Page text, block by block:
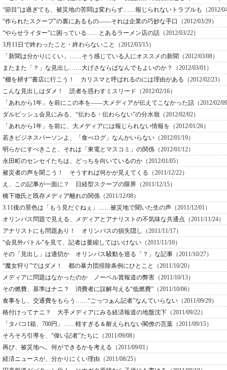
“節目”は過ぎても、被災地の苦悶は変わらず……報じられないトラブルも
（2012/
“作られたスクープ”の裏にあるもの――それは企業の巧妙な手口
（2012/03/29）
“やらせライター”に困っている……とあるラーメン店の話 （2012/03/22）
3月11日で終わったこと・終わらないこと
（2012/03/15）
「新聞は分かりにくい」……そう感じている人にオススメの新聞 （2012/03/08）
またまた「？」な見出し……大げさならばなんでもよいのか？
（2012/03/01）
“棚を耕す”書店に行こう！ カリスマと呼ばれるのには理由がある （2012/02/23）
こんな見出しはダメ！ 読者を惑わすミスリード （2012/02/16）
「あれから1年」を前にこの本を――大メディアが伝えてこなかった話 （2012/02/
ダルビッシュ会見にみる、“伝わる・伝わらない”の分水嶺 （2012/02/02）
「あれから1年」を前に、大メディアには報じられない情報を （2012/01/26）
若きビジネスパーソンよ、「食べログ」なんかいらない （2012/01/19）
明らかにすべきこと、それは「東電とマスコミ」の関係 （2012/01/12）
永田町のセンセイたちは、どっちを向いているのか （2012/01/05）
被災者の声を聞こう！ そうすれば何かが見えてくる （2011/12/22）
え、この記事が一面に？ 日経型スクープの限界 （2011/12/15）
橋下徹氏と既存メディア離れの関係 （2011/12/08）
3.11後の景色は「もう見だぐねぇ」……被災地で聞いた生の声 （2011/12/01）
オリンパス問題で見える、メディアとアナリストの不気味な共通点 （2011/11/24）
アナリストにも問題あり！ オリンパスの損失隠し
（2011/11/17）
“会見外バトル”を見て、記者は萎縮してはいけない （2011/11/10）
その「見出し」は適切か オリンパス騒動を巡る「？」な記事 （2011/10/27）
“魔女狩り”ではダメ！ 都の暴力団排除条例にひとこと
（2011/10/20）
メディアに問題はなかったのか ノーベル賞報道の弊害 （2011/10/13）
その燃費、基準はナニ？ 消費者に誤解与える“低燃費” （2011/10/06）
食事をし、交通費をもらう……“ごっつぁん記者”なんていらない （2011/09/29）
格付けってナニ？ 大手メディアにみる経済報道の地盤沈下 （2011/09/22）
「タバコ1箱、700円」……軽すぎる＆耐えられない閣僚の言葉 （2011/09/15）
そろそろ引導を、“偉い記者”たちに （2011/09/08）
再び、被災地へ。何ができるかを考える （2011/09/01）
経済ニュースが、分かりにくい理由 （2011/08/25）